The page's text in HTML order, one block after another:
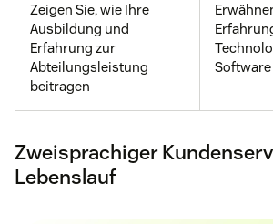
Zeigen Sie, wie Ihre
Ausbildung und
Erfahrung zur
Abteilungsleistung
beitragen
Software
Zweisprachiger
Lebenslauf